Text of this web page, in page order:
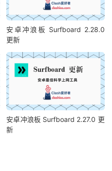
安卓冲浪板 Surfboard 2.28.0
更新
安卓冲浪板 Surfboard 2.27.0 更
新